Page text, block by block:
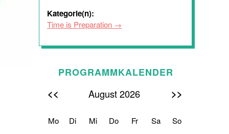
Kategorie(n):
Time is Preparation
PROGRAMMKALENDER
<< August 2026 >>
Mo Di Mi Do Fr Sa So